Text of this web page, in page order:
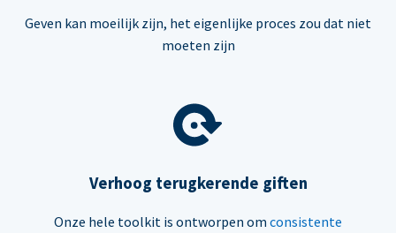
Geven kan moeilijk zijn, het eigenlijke proces zou dat niet
moeten zijn
Verhoog terugkerende giften
Onze hele toolkit is ontworpen om consistente